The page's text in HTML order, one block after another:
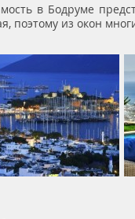
в Бодруме
поэтому из окон